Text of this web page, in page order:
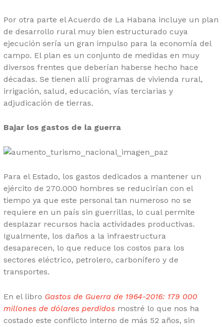
Por otra parte el Acuerdo de La Habana incluye un plan
de desarrollo rural muy bien estructurado cuya
ejecución sería un gran impulso para la economía del
campo. El plan es un conjunto de medidas en muy
diversos frentes que deberían haberse hecho hace
décadas. Se tienen allí programas de vivienda rural,
irrigación, salud, educación, vías terciarias y
adjudicación de tierras.
Bajar los gastos de la guerra
Para el Estado, los gastos dedicados a mantener un
ejército de 270.000 hombres se reducirían con el
tiempo ya que este personal tan numeroso no se
requiere en un país sin guerrillas, lo cual permite
desplazar recursos hacia actividades productivas.
Igualmente, los daños a la infraestructura
desaparecen, lo que reduce los costos para los
sectores eléctrico, petrolero, carbonífero y de
transportes.
En el libro Gastos de Guerra de 1964-2016: 179 000
millones de dólares perdidosmostré lo que nos ha
costado este conflicto interno de más 52 años, sin